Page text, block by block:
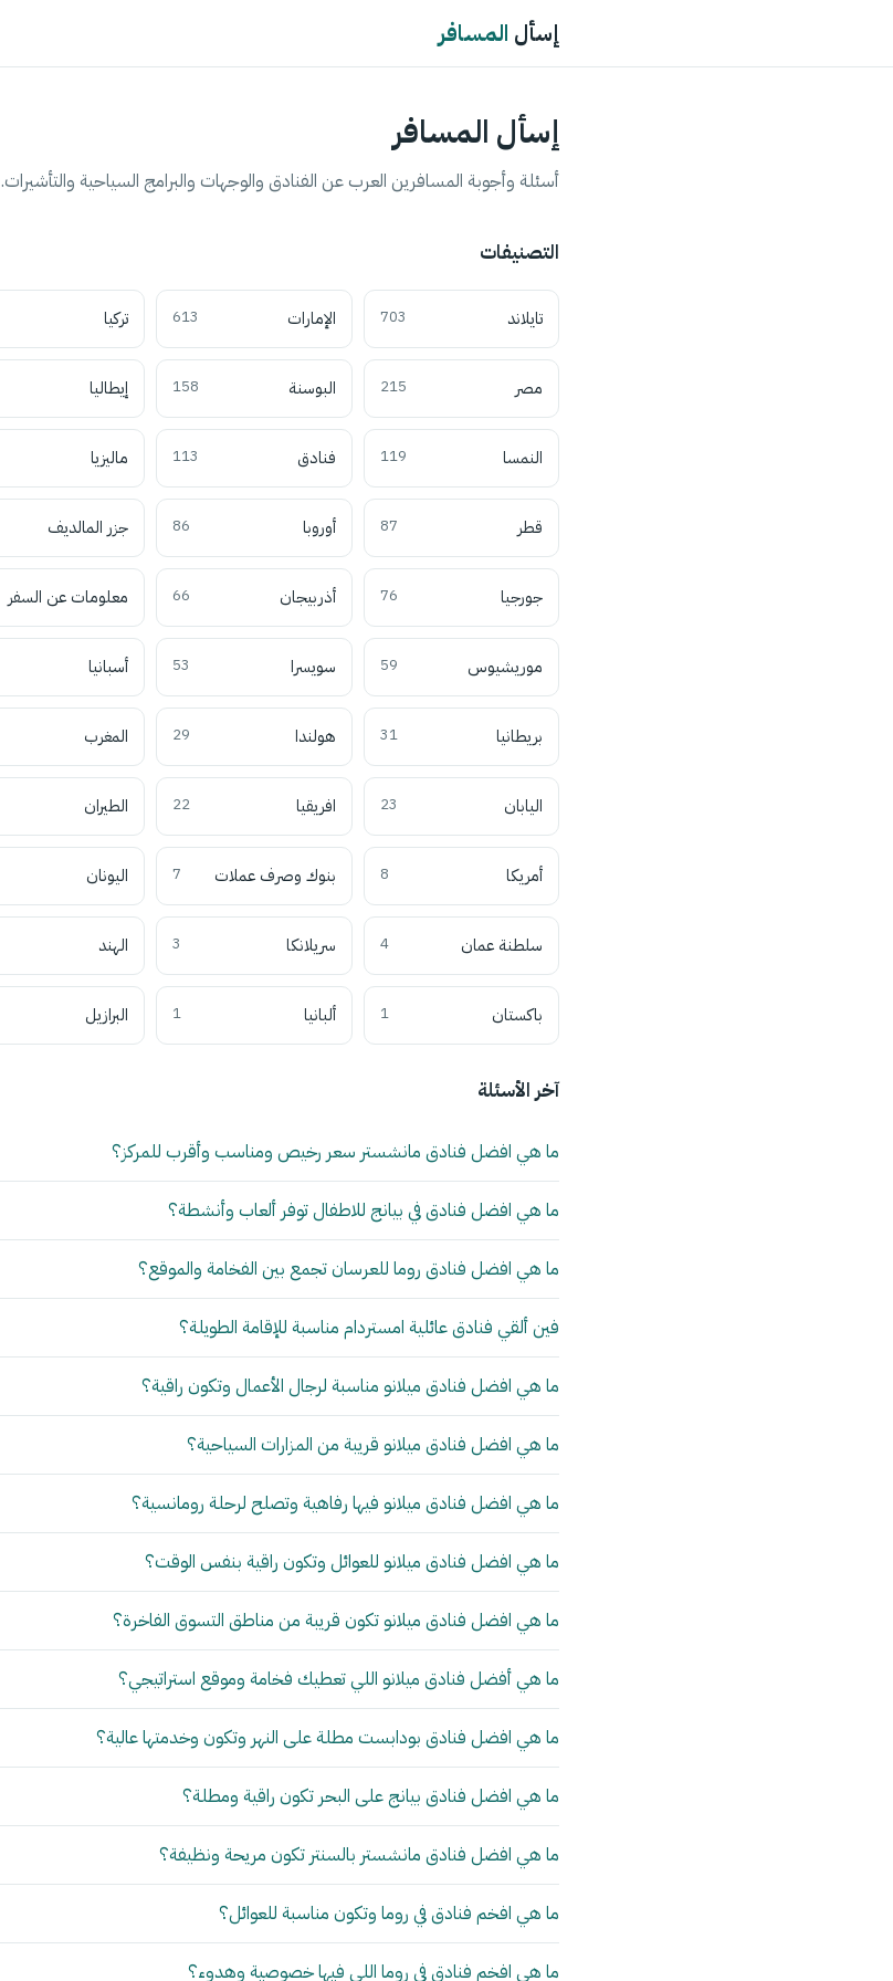
إسأل المسافر
إسأل المسافر
أسئلة وأجوبة المسافرين العرب عن الفنادق والوجهات والبرامج السياحية والتأشيرات.
التصنيفات
تايلاند 703 الإمارات 613 تركيا
مصر 215 البوسنة 158 إيطاليا
النمسا 119 فنادق 113 ماليزيا
قطر 87 أوروبا 86 جزر المالديف
جورجيا 76 أذربيجان 66 معلومات عن السفر
موريشيوس 59 سويسرا 53 أسبانيا
بريطانيا 31 هولندا 29 المغرب
اليابان 23 افريقيا 22 الطيران
أمريكا 8 بنوك وصرف عملات 7 اليونان
سلطنة عمان 4 سريلانكا 3 الهند
باكستان 1 ألبانيا 1 البرازيل
آخر الأسئلة
ما هي افضل فنادق مانشستر سعر رخيص ومناسب وأقرب للمركز؟
ما هي افضل فنادق في بيانج للاطفال توفر ألعاب وأنشطة؟
ما هي افضل فنادق روما للعرسان تجمع بين الفخامة والموقع؟
فين ألقي فنادق عائلية امستردام مناسبة للإقامة الطويلة؟
ما هي افضل فنادق ميلانو مناسبة لرجال الأعمال وتكون راقية؟
ما هي افضل فنادق ميلانو قريبة من المزارات السياحية؟
ما هي افضل فنادق ميلانو فيها رفاهية وتصلح لرحلة رومانسية؟
ما هي افضل فنادق ميلانو للعوائل وتكون راقية بنفس الوقت؟
ما هي افضل فنادق ميلانو تكون قريبة من مناطق التسوق الفاخرة؟
ما هي أفضل فنادق ميلانو اللي تعطيك فخامة وموقع استراتيجي؟
ما هي افضل فنادق بودابست مطلة على النهر وتكون وخدمتها عالية؟
ما هي افضل فنادق بيانج على البحر تكون راقية ومطلة؟
ما هي افضل فنادق مانشستر بالسنتر تكون مريحة ونظيفة؟
ما هي افخم فنادق في روما وتكون مناسبة للعوائل؟
ما هي افخم فنادق في روما اللي فيها خصوصية وهدوء؟